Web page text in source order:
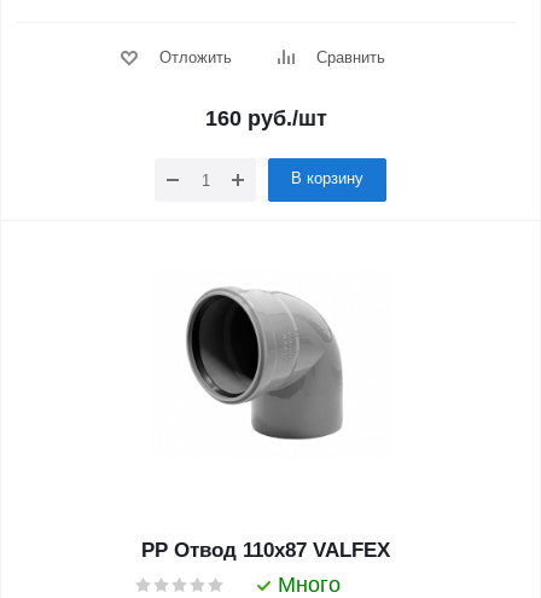
Отложить Сравнить
160 руб./шт
В корзину
PP Отвод 110x87 VALFEX
Много